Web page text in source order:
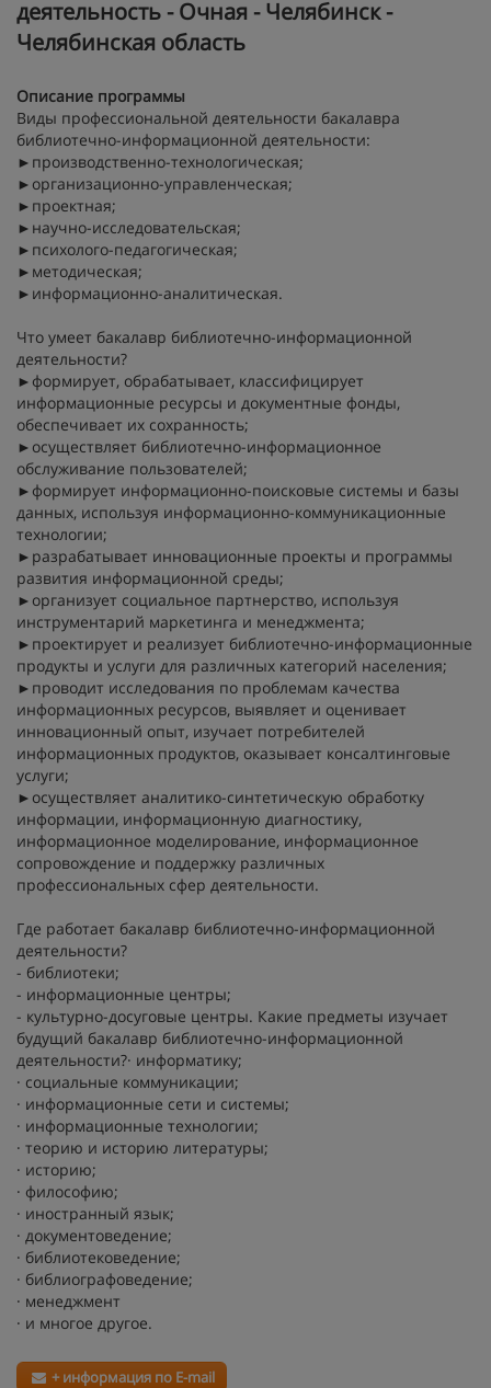
деятельность - Очная - Челябинск -
Челябинская область
Описание программы
Виды профессиональной деятельности бакалавра
библиотечно-информационной деятельности:
►производственно-технологическая;
►организационно-управленческая;
►проектная;
►научно-исследовательская;
►психолого-педагогическая;
►методическая;
►информационно-аналитическая.
Что умеет бакалавр библиотечно-информационной
деятельности?
►формирует, обрабатывает, классифицирует
информационные ресурсы и документные фонды,
обеспечивает их сохранность;
►осуществляет библиотечно-информационное
обслуживание пользователей;
►формирует информационно-поисковые системы и базы
данных, используя информационно-коммуникационные
технологии;
►разрабатывает инновационные проекты и программы
развития информационной среды;
►организует социальное партнерство, используя
инструментарий маркетинга и менеджмента;
►проектирует и реализует библиотечно-информационные
продукты и услуги для различных категорий населения;
►проводит исследования по проблемам качества
информационных ресурсов, выявляет и оценивает
инновационный опыт, изучает потребителей
информационных продуктов, оказывает консалтинговые
услуги;
►осуществляет аналитико-синтетическую обработку
информации, информационную диагностику,
информационное моделирование, информационное
сопровождение и поддержку различных
профессиональных сфер деятельности.
Где работает бакалавр библиотечно-информационной
деятельности?
- библиотеки;
- информационные центры;
- культурно-досуговые центры. Какие предметы изучает
будущий бакалавр библиотечно-информационной
деятельности?· информатику;
· социальные коммуникации;
· информационные сети и системы;
· информационные технологии;
· теорию и историю литературы;
· историю;
· философию;
· иностранный язык;
· документоведение;
· библиотековедение;
· библиографоведение;
· менеджмент
· и многое другое.
+ информация по E-mail